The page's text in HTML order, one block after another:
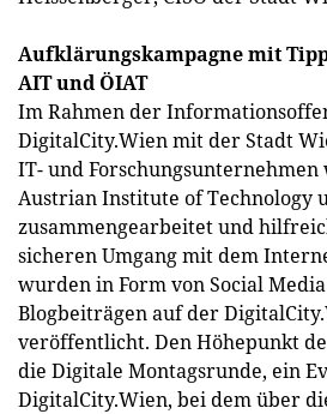
Aufklärungskampagne mit
AIT und ÖIAT
Im Rahmen der
DigitalCity.Wien mit der Stadt
IT- und Forschungsunternehmen
Austrian Institute of Technology
zusammengearbeitet und
sicheren Umgang mit dem
wurden in Form von Social
Blogbeiträgen auf der
veröffentlicht. Den Höhepunkt
die Digitale Montagsrunde, ein
DigitalCity.Wien, bei dem über